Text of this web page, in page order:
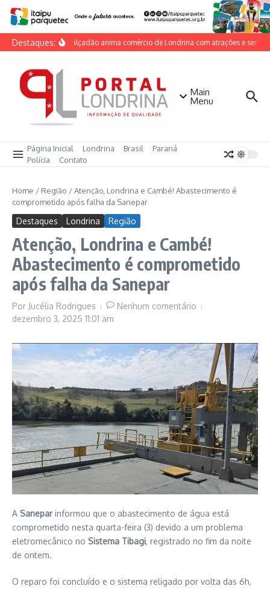
Ir para o conteúdo
Destaques:Dia do Calçadão anima comércio de Londrina com atrações e
Main
Menu
Página Inicial Londrina Brasil
Paraná
Polícia
Contato
Home / Região /Atenção, Londrina e Cambé! Abastecimento é
comprometido após falha da Sanepar
Destaques Londrina Região
Atenção, Londrina e Cambé!
Abastecimento é comprometido
após falha da Sanepar
Por Jucélia Rodrigues
Nenhum comentário
dezembro 3, 2025 11:01 am
A Saneparinformou que o abastecimento de água está
comprometido nesta quarta-feira (3) devido a um problema
eletromecânico no Sistema Tibagi, registrado no fim da noite
de ontem.
O reparo foi concluído e o sistema religado por volta das 6h,